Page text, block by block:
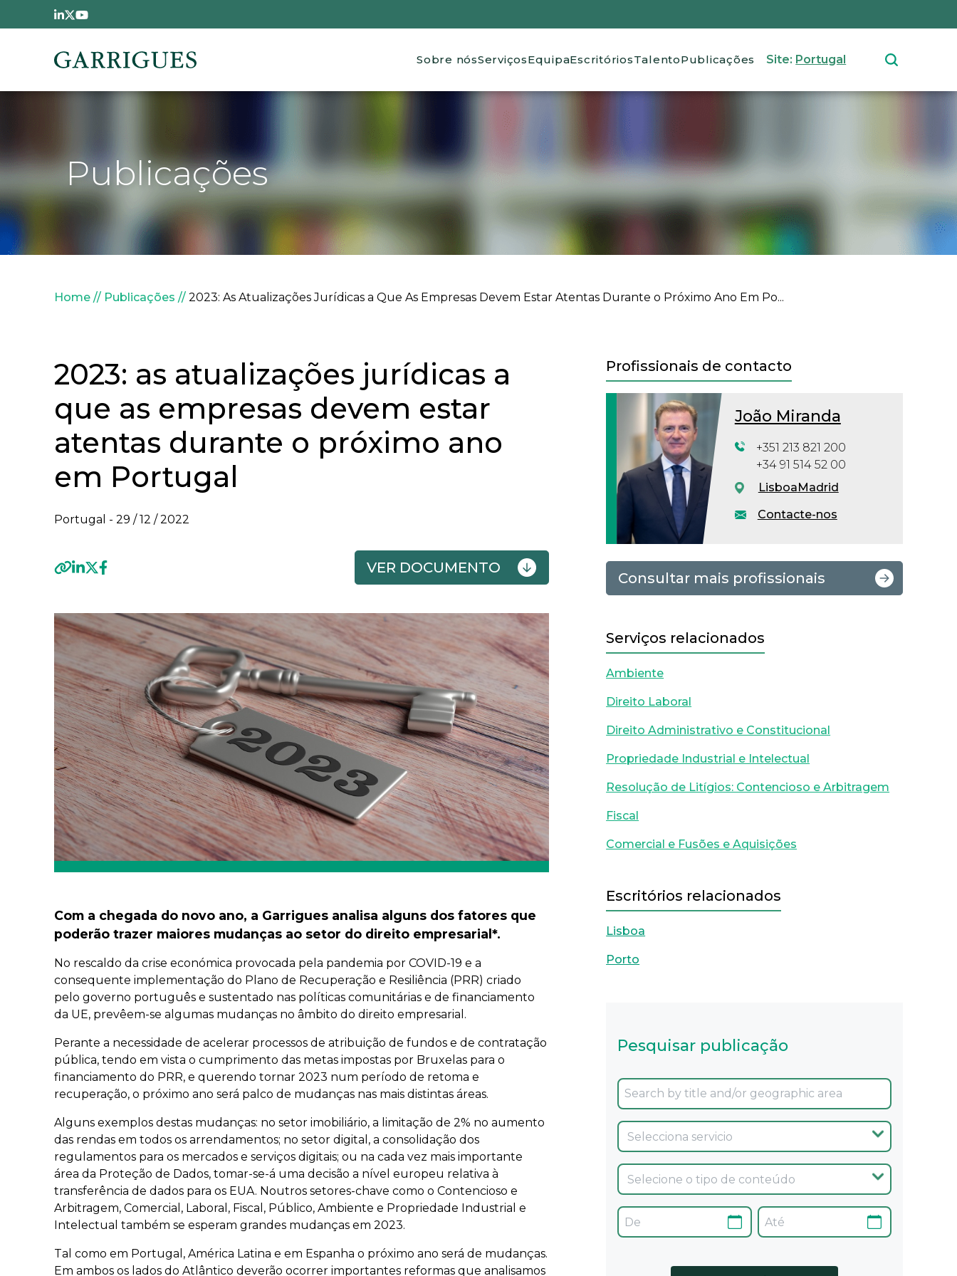
Passar para o conteúdo principal
Main navigation
Sobre nósServiçosEquipaEscritóriosTalentoPublicações Site: Portugal
Publicações
Navegação estrutural
Home Publicações 2023: As Atualizações Jurídicas a Que As Empresas Devem Estar Atentas Durante o Próximo Ano Em Po...
2023: as atualizações jurídicas a
que as empresas devem estar
atentas durante o próximo ano
em Portugal
Portugal - 29 / 12 / 2022
VER DOCUMENTO
Com a chegada do novo ano, a Garrigues analisa alguns dos fatores que
poderão trazer maiores mudanças ao setor do direito empresarial*.
No rescaldo da crise económica provocada pela pandemia por COVID-19 e a
consequente implementação do Plano de Recuperação e Resiliência (PRR) criado
pelo governo português e sustentado nas políticas comunitárias e de financiamento
da UE, prevêem-se algumas mudanças no âmbito do direito empresarial.
Perante a necessidade de acelerar processos de atribuição de fundos e de contratação
pública, tendo em vista o cumprimento das metas impostas por Bruxelas para o
financiamento do PRR, e querendo tornar 2023 num período de retoma e
recuperação, o próximo ano será palco de mudanças nas mais distintas áreas.
Alguns exemplos destas mudanças: no setor imobiliário, a limitação de 2% no aumento
das rendas em todos os arrendamentos; no setor digital, a consolidação dos
regulamentos para os mercados e serviços digitais; ou na cada vez mais importante
área da Proteção de Dados, tomar-se-á uma decisão a nível europeu relativa à
transferência de dados para os EUA. Noutros setores-chave como o Contencioso e
Arbitragem, Comercial, Laboral, Fiscal, Público, Ambiente e Propriedade Industrial e
Intelectual também se esperam grandes mudanças em 2023.
Tal como em Portugal, América Latina e em Espanha o próximo ano será de mudanças.
Em ambos os lados do Atlântico deverão ocorrer importantes reformas que analisamos
Profissionais de contacto
João Miranda
Contacte-nos
+351 213 821 200
+34 91 514 52 00
LisboaMadrid
Consultar mais profissionais
Serviços relacionados
Ambiente
Direito Laboral
Direito Administrativo e Constitucional
Propriedade Industrial e Intelectual
Resolução de Litígios: Contencioso e Arbitragem
Fiscal
Comercial e Fusões e Aquisições
Escritórios relacionados
Lisboa
Porto
Pesquisar publicação